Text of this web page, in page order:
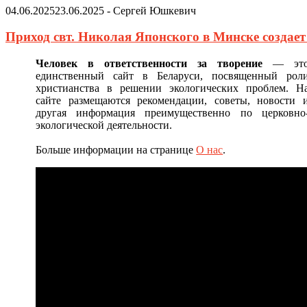
04.06.202523.06.2025 - Сергей Юшкевич
Приход свт. Николая Японского в Минске
Человек в ответственности за творение—
единственный сайт в Беларуси, посвященный
христианства в решении экологических проблем.
сайте размещаются рекомендации, советы, новости
другая информация преимущественно по
экологической деятельности.
Больше информации на страницеО нас.